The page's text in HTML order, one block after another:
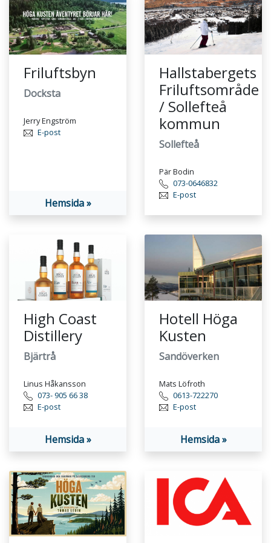
Friluftsbyn
Docksta
Jerry Engström
E-post
Hemsida »
Hallstabergets
Friluftsområde
/ Sollefteå
kommun
Sollefteå
Pär Bodin
073-0646832
E-post
High Coast
Distillery
Bjärtrå
Linus Håkansson
073- 905 66 38
E-post
Hemsida »
Hotell Höga
Kusten
Sandöverken
Mats Löfroth
0613-722270
E-post
Hemsida »